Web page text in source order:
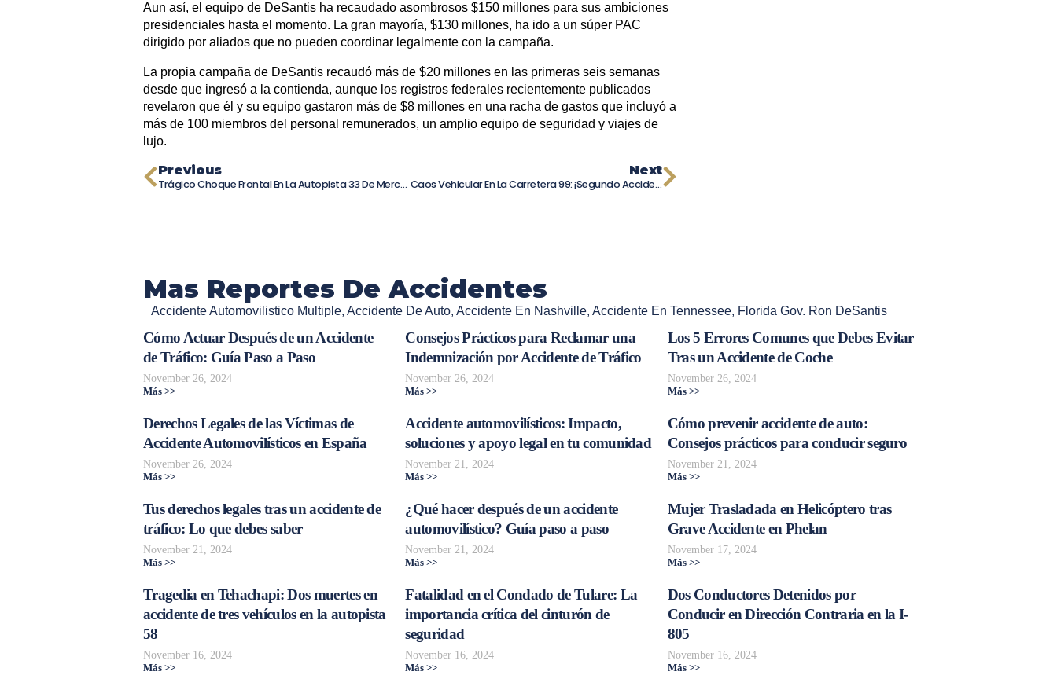
Aun así, el equipo de DeSantis ha recaudado asombrosos $150 millones para sus ambiciones
presidenciales hasta el momento. La gran mayoría, $130 millones, ha ido a un súper PAC
dirigido por aliados que no pueden coordinar legalmente con la campaña.
La propia campaña de DeSantis recaudó más de $20 millones en las primeras seis semanas
desde que ingresó a la contienda, aunque los registros federales recientemente publicados
revelaron que él y su equipo gastaron más de $8 millones en una racha de gastos que incluyó a
más de 100 miembros del personal remunerados, un amplio equipo de seguridad y viajes de
lujo.
Previous
Trágico Choque Frontal En La Autopista 33 De Merced: Dos Conductores Fallecen
Next
Caos Vehicular En La Carretera 99: ¡Segundo Accidente De Camión En Selma Complica El Tráfico!
Mas Reportes De Accidentes
Accidente Automovilistico Multiple, Accidente De Auto, Accidente En Nashville, Accidente En Tennessee, Florida Gov. Ron DeSantis
Cómo Actuar Después de un Accidente
de Tráfico: Guía Paso a Paso
November 26, 2024
Más >>
Consejos Prácticos para Reclamar una
Indemnización por Accidente de Tráfico
November 26, 2024
Más >>
Los 5 Errores Comunes que Debes Evitar
Tras un Accidente de Coche
November 26, 2024
Más >>
Derechos Legales de las Víctimas de
Accidente Automovilísticos en España
November 26, 2024
Más >>
Accidente automovilísticos: Impacto,
soluciones y apoyo legal en tu comunidad
November 21, 2024
Más >>
Cómo prevenir accidente de auto:
Consejos prácticos para conducir seguro
November 21, 2024
Más >>
Tus derechos legales tras un accidente de
tráfico: Lo que debes saber
November 21, 2024
Más >>
¿Qué hacer después de un accidente
automovilístico? Guía paso a paso
November 21, 2024
Más >>
Mujer Trasladada en Helicóptero tras
Grave Accidente en Phelan
November 17, 2024
Más >>
Tragedia en Tehachapi: Dos muertes en
accidente de tres vehículos en la autopista
58
November 16, 2024
Más >>
Fatalidad en el Condado de Tulare: La
importancia crítica del cinturón de
seguridad
November 16, 2024
Más >>
Dos Conductores Detenidos por
Conducir en Dirección Contraria en la I-
805
November 16, 2024
Más >>